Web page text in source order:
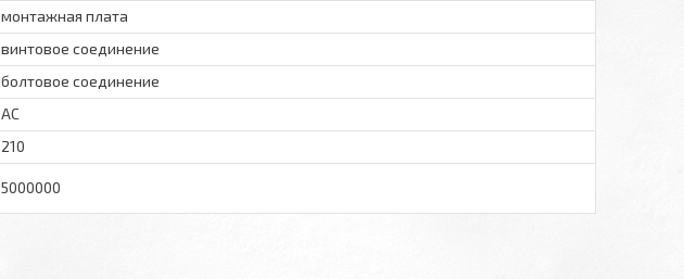
монтажная плата
винтовое соединение
болтовое соединение
AC
210
5000000